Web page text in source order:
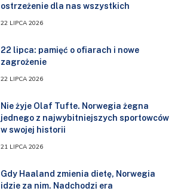
ostrzeżenie dla nas wszystkich
22 LIPCA 2026
22 lipca: pamięć o ofiarach i nowe
zagrożenie
22 LIPCA 2026
Nie żyje Olaf Tufte. Norwegia żegna
jednego z najwybitniejszych sportowców
w swojej historii
21 LIPCA 2026
Gdy Haaland zmienia dietę, Norwegia
idzie za nim. Nadchodzi era